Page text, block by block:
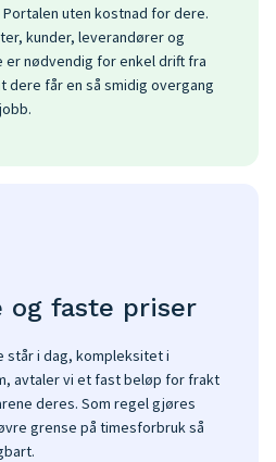
uten kostnad for dere.
kunder, leverandører og
er nødvendig for enkel drift fra
dere får en så smidig overgang
og faste priser
står i dag, kompleksitet i
avtaler vi et fast beløp for frakt
deres. Som regel gjøres
grense på timesforbruk så